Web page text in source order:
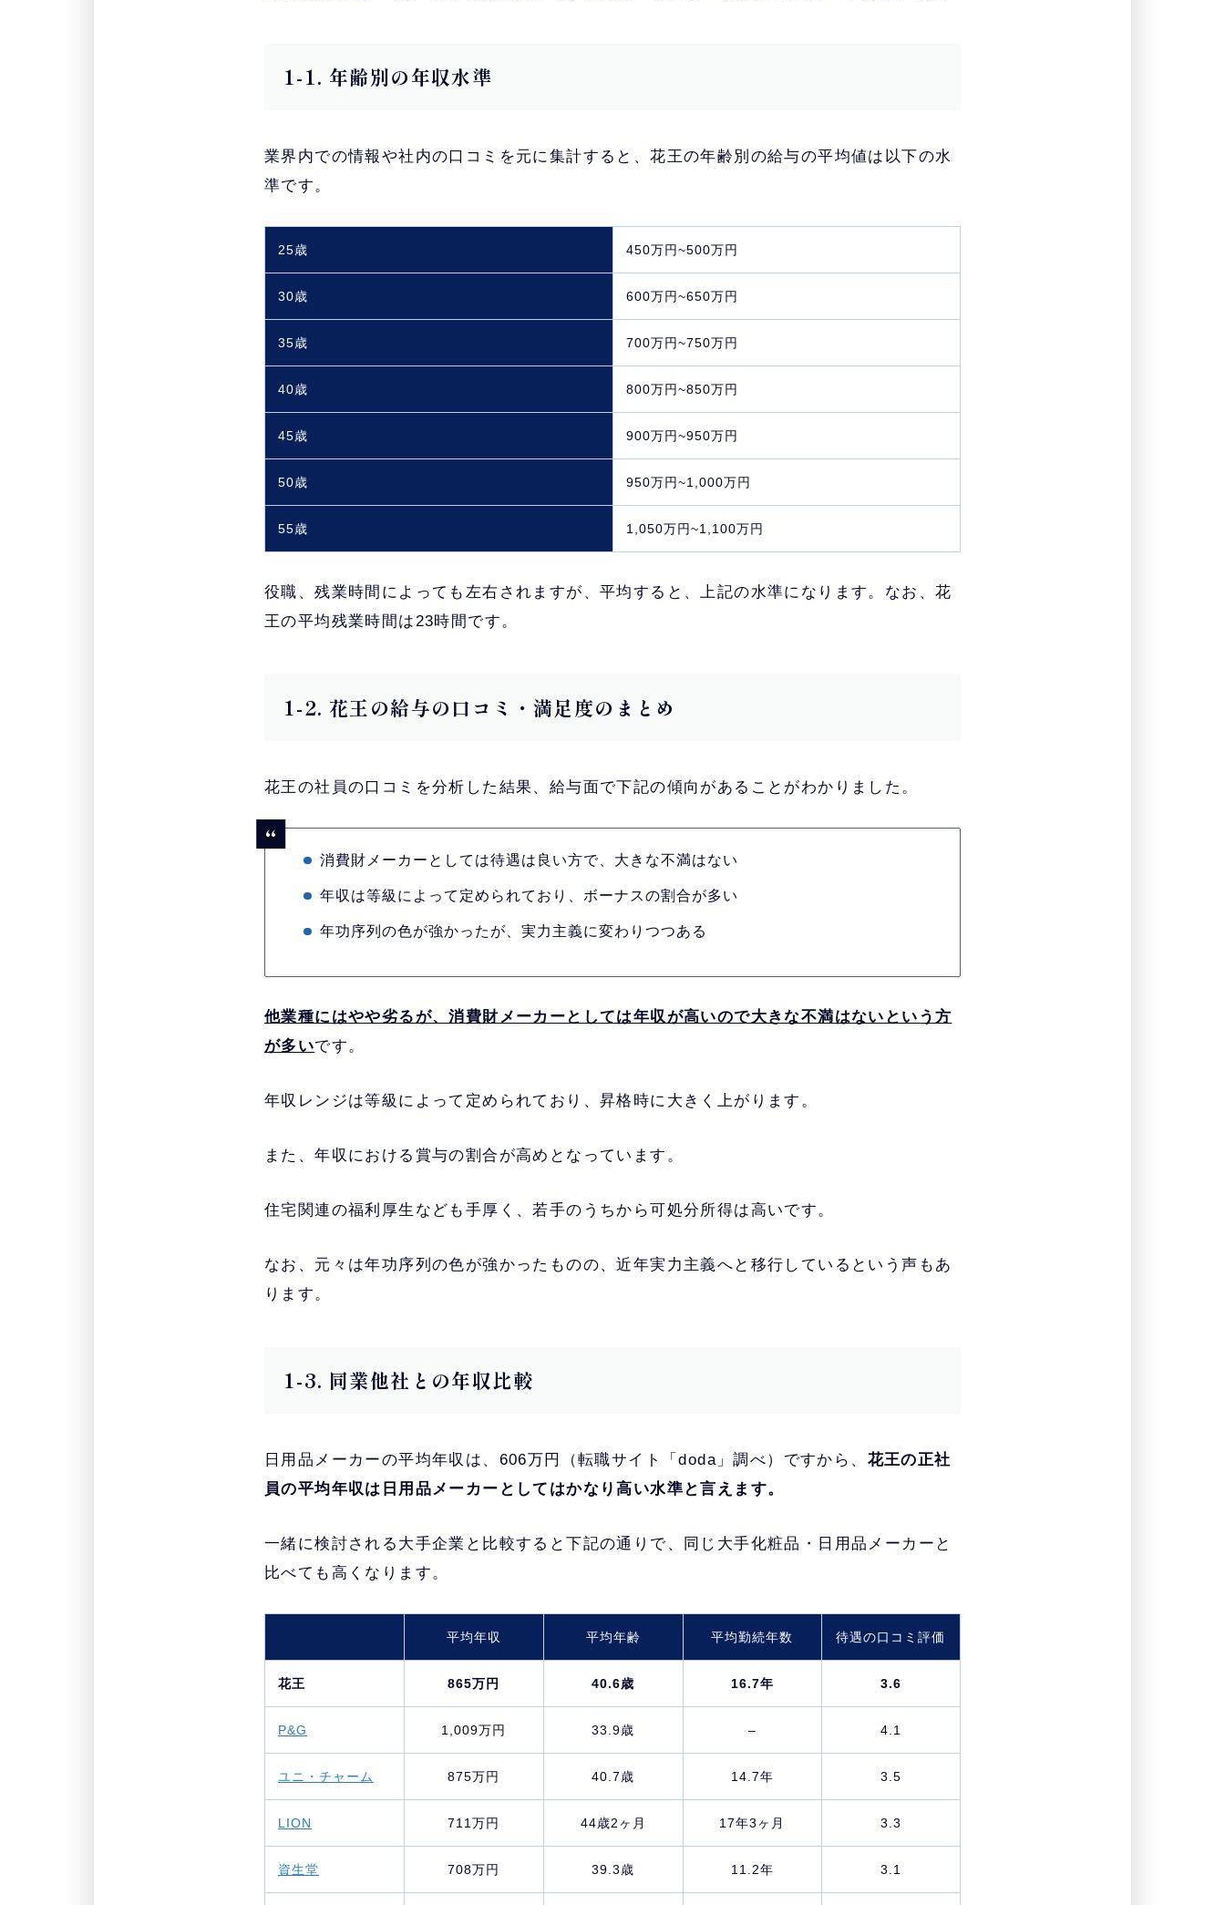
1-1. 年齢別の年収水準
業界内での情報や社内の口コミを元に集計すると、花王の年齢別の給与の平均値は以下の水
準です。
25歳 450万円~500万円
30歳 600万円~650万円
35歳 700万円~750万円
40歳 800万円~850万円
45歳 900万円~950万円
50歳 950万円~1,000万円
55歳 1,050万円~1,100万円
役職、残業時間によっても左右されますが、平均すると、上記の水準になります。なお、花
王の平均残業時間は23時間です。
1-2. 花王の給与の口コミ・満足度のまとめ
花王の社員の口コミを分析した結果、給与面で下記の傾向があることがわかりました。
消費財メーカーとしては待遇は良い方で、大きな不満はない
年収は等級によって定められており、ボーナスの割合が多い
年功序列の色が強かったが、実力主義に変わりつつある
他業種にはやや劣るが、消費財メーカーとしては年収が高いので大きな不満はないという方
が多いです。
年収レンジは等級によって定められており、昇格時に大きく上がります。
また、年収における賞与の割合が高めとなっています。
住宅関連の福利厚生なども手厚く、若手のうちから可処分所得は高いです。
なお、元々は年功序列の色が強かったものの、近年実力主義へと移行しているという声もあ
ります。
1-3. 同業他社との年収比較
日用品メーカーの平均年収は、606万円（転職サイト「doda」調べ）ですから、 花王の正社
員の平均年収は日用品メーカーとしてはかなり高い水準と言えます。
一緒に検討される大手企業と比較すると下記の通りで、同じ大手化粧品・日用品メーカーと
比べても高くなります。
平均年収 平均年齢 平均勤続年数 待遇の口コミ評価
花王 865万円 40.6歳 16.7年 3.6
P&G 1,009万円 33.9歳 – 4.1
ユニ・チャーム 875万円 40.7歳 14.7年 3.5
LION 711万円 44歳2ヶ月 17年3ヶ月 3.3
資生堂 708万円 39.3歳 11.2年 3.1